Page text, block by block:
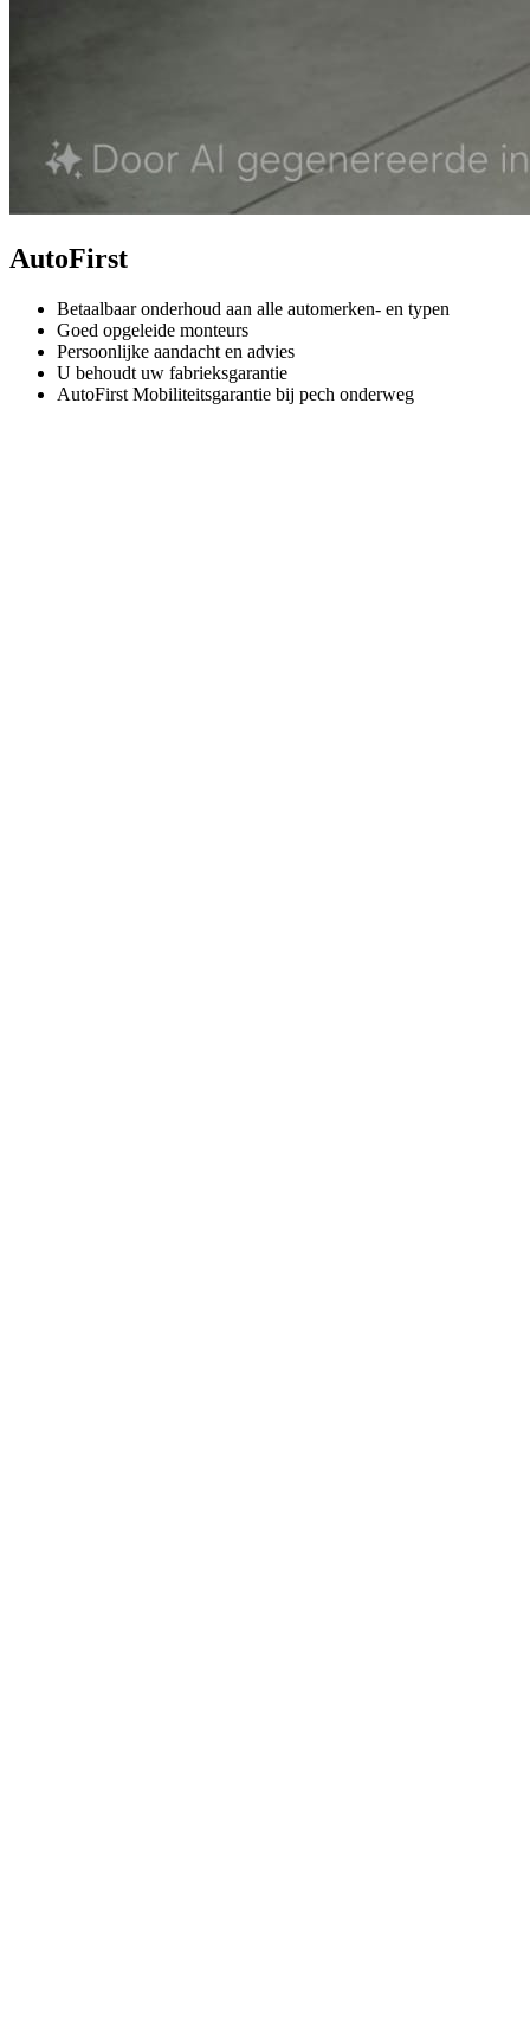
AutoFirst
Betaalbaar onderhoud aan alle automerken- en typen
Goed opgeleide monteurs
Persoonlijke aandacht en advies
U behoudt uw fabrieksgarantie
AutoFirst Mobiliteitsgarantie bij pech onderweg